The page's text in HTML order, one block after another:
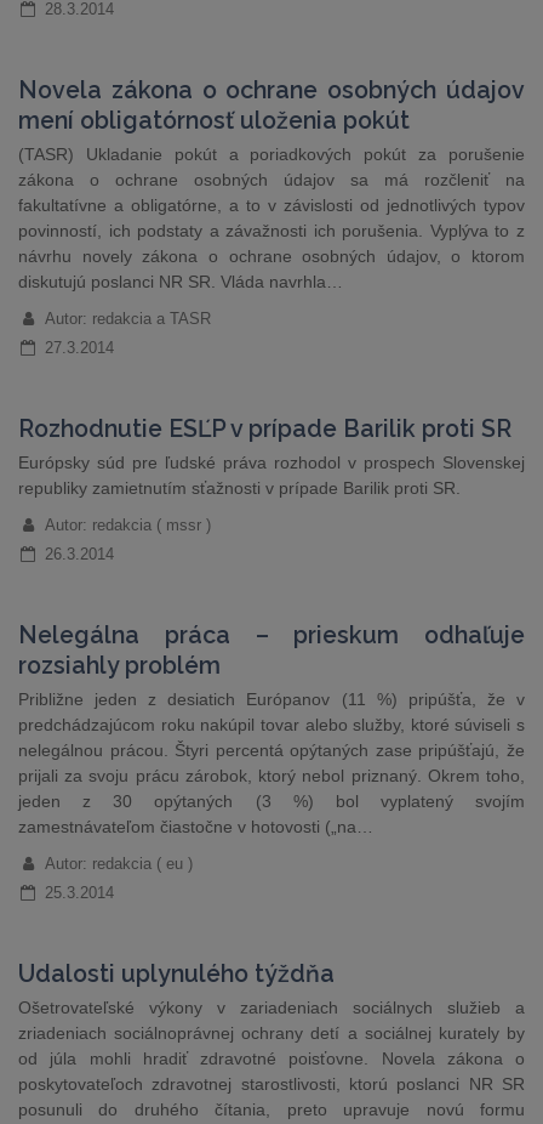
28.3.2014
Novela zákona o ochrane osobných údajov
mení obligatórnosť uloženia pokút
(TASR) Ukladanie pokút a poriadkových pokút za porušenie
zákona o ochrane osobných údajov sa má rozčleniť na
fakultatívne a obligatórne, a to v závislosti od jednotlivých typov
povinností, ich podstaty a závažnosti ich porušenia. Vyplýva to z
návrhu novely zákona o ochrane osobných údajov, o ktorom
diskutujú poslanci NR SR. Vláda navrhla…
Autor: redakcia a TASR
27.3.2014
Rozhodnutie ESĽP v prípade Barilik proti SR
Európsky súd pre ľudské práva rozhodol v prospech Slovenskej
republiky zamietnutím sťažnosti v prípade Barilik proti SR.
Autor: redakcia ( mssr )
26.3.2014
Nelegálna práca – prieskum odhaľuje
rozsiahly problém
Približne jeden z desiatich Európanov (11 %) pripúšťa, že v
predchádzajúcom roku nakúpil tovar alebo služby, ktoré súviseli s
nelegálnou prácou. Štyri percentá opýtaných zase pripúšťajú, že
prijali za svoju prácu zárobok, ktorý nebol priznaný. Okrem toho,
jeden z 30 opýtaných (3 %) bol vyplatený svojím
zamestnávateľom čiastočne v hotovosti („na…
Autor: redakcia ( eu )
25.3.2014
Udalosti uplynulého týždňa
Ošetrovateľské výkony v zariadeniach sociálnych služieb a
zriadeniach sociálnoprávnej ochrany detí a sociálnej kurately by
od júla mohli hradiť zdravotné poisťovne. Novela zákona o
poskytovateľoch zdravotnej starostlivosti, ktorú poslanci NR SR
posunuli do druhého čítania, preto upravuje novú formu